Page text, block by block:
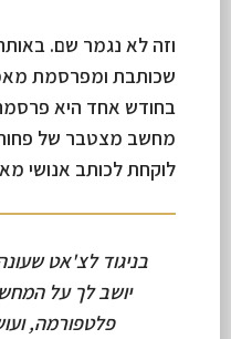
וזה לא נגמר שם.
שכותבת ומפרסמת
לוקחת לכותב אנושי
בניגוד לצ'אט
יושב לך על
פלטפורמה,